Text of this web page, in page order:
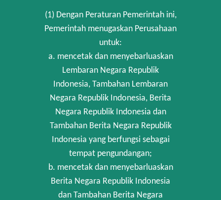
(1) Dengan Peraturan Pemerintah ini,
Pemerintah menugaskan Perusahaan
untuk:
a. mencetak dan menyebarluaskan
Lembaran Negara Republik
Indonesia, Tambahan Lembaran
Negara Republik Indonesia, Berita
Negara Republik Indonesia dan
Tambahan Berita Negara Republik
Indonesia yang berfungsi sebagai
tempat pengundangan;
b. mencetak dan menyebarluaskan
Berita Negara Republik Indonesia
dan Tambahan Berita Negara